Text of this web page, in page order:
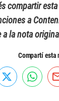
compartir
a
la nota
Compartí esta